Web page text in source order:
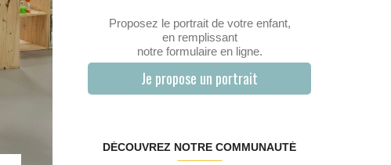
Proposez le portrait de votre enfant,
en remplissant
notre formulaire en ligne.
Je propose un portrait
DÉCOUVREZ NOTRE COMMUNAUTÉ